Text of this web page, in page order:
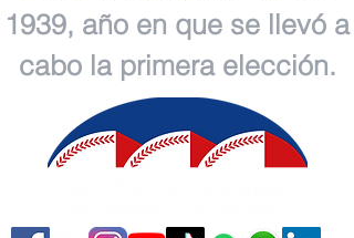
1939, año en que se llevó a
cabo la primera elección.